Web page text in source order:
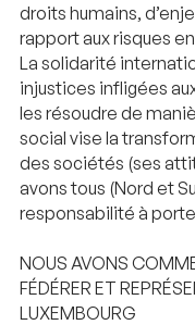
droits humains,
rapport aux risques
La solidarité
injustices infligées
les résoudre de
social vise la
des sociétés (ses
avons tous (Nord et
responsabilité à
NOUS AVONS
FÉDÉRER ET
LUXEMBOURG